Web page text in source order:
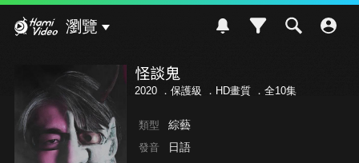
瀏覽
怪談鬼
2020 ． 保護級 ．HD畫質 ．全10集
類型 綜藝
發音 日語